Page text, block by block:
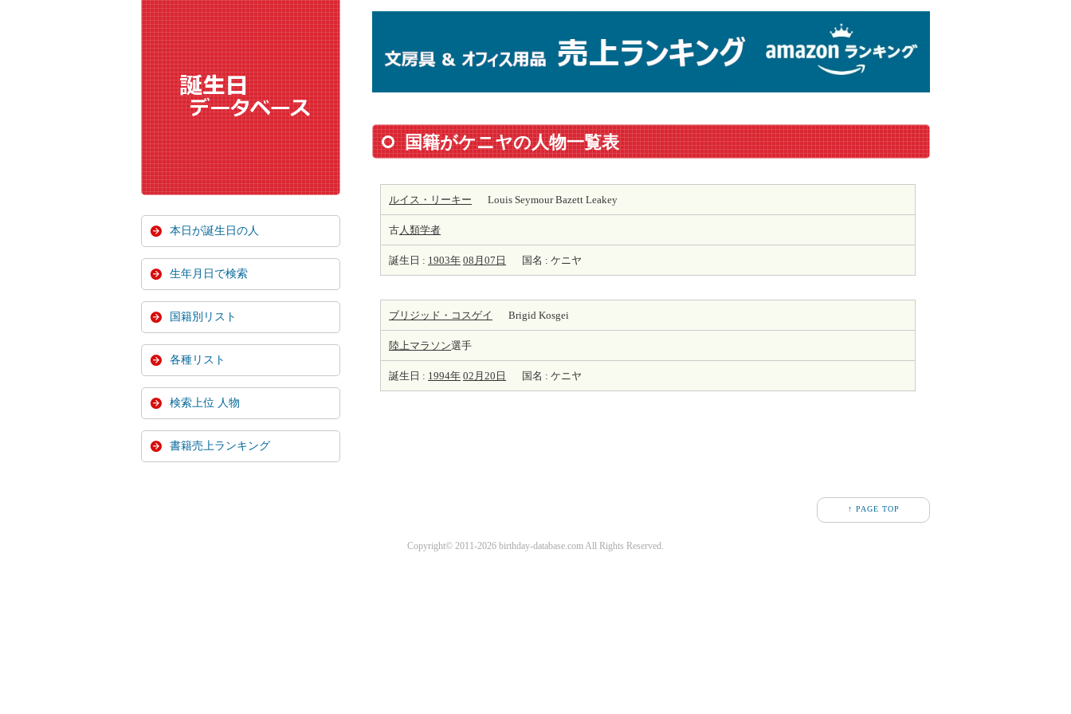
国籍がケニヤの人物一覧表
ルイス・リーキー Louis Seymour Bazett Leakey
古人類学者
誕生日 : 1903年 08月07日 国名 : ケニヤ
ブリジッド・コスゲイ Brigid Kosgei
陸上マラソン選手
誕生日 : 1994年 02月20日 国名 : ケニヤ
本日が誕生日の人
生年月日で検索
国籍別リスト
各種リスト
検索上位 人物
書籍売上ランキング
↑ PAGE TOP
Copyright© 2011-2026 birthday-database.com All Rights Reserved.